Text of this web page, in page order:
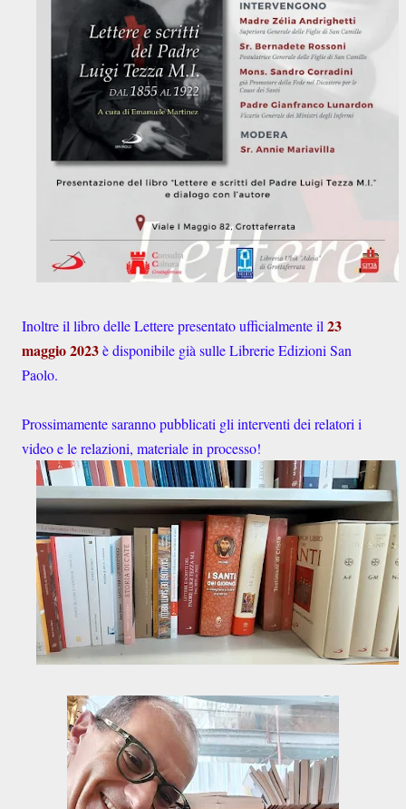
Inoltre il libro delle Lettere presentato ufficialmente il 23
maggio 2023è disponibile già sulle Librerie Edizioni San
Paolo.
Prossimamente saranno pubblicati gli interventi dei relatori i
video e le relazioni, materiale in processo!